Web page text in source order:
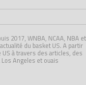
2017, WNBA, NCAA, NBA et
du basket US. A partir
à travers des articles, des
Angeles et ouais